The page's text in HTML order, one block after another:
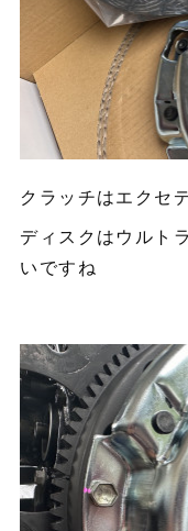
クラッチはエクセ
ディスクはウルト
いですね